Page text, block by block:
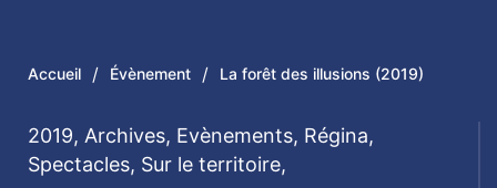
Accueil / Évènement / La forêt des illusions (2019)
2019, Archives, Evènements, Régina,
Spectacles, Sur le territoire,